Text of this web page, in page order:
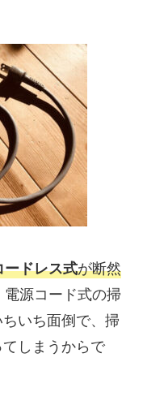
ードレス式が断然
源コード式の掃
いち面倒で、掃
しまうからで